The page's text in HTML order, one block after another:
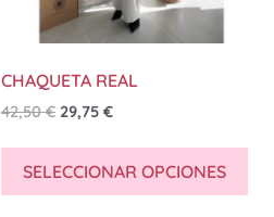
CHAQUETA REAL
42,50€ 29,75 €
SELECCIONAR OPCIONES